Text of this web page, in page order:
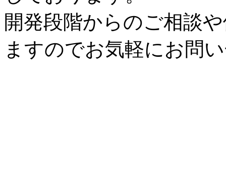
開発段階からのご相談
ますのでお気軽にお問